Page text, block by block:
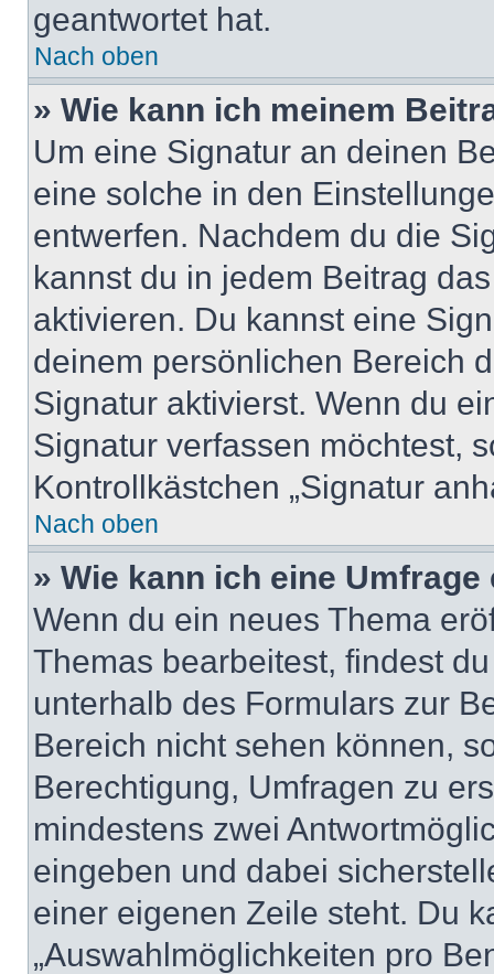
geantwortet hat.
Nach oben
» Wie kann ich meinem
Um eine Signatur an deinen
eine solche in den
entwerfen. Nachdem du die
kannst du in jedem Beitrag
aktivieren. Du kannst eine
deinem persönlichen Bereich
Signatur aktivierst. Wenn du
Signatur verfassen möchtest,
Kontrollkästchen „Signatur
Nach oben
» Wie kann ich eine
Wenn du ein neues Thema
Themas bearbeitest, findest
unterhalb des Formulars zur
Bereich nicht sehen können,
Berechtigung, Umfragen zu
mindestens zwei
eingeben und dabei
einer eigenen Zeile steht. Du
„Auswahlmöglichkeiten pro